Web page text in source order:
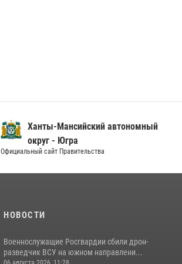
Ханты-Мансийский автономный
округ - Югра
Официальный сайт Правительства
НОВОСТИ
Военнослужащие Росгвардии сбили дрон-
разведчик ВСУ на южном направлени...